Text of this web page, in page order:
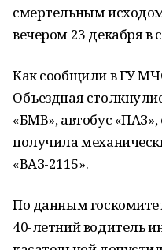
смертельным
вечером 23 декабря в
Как сообщили в ГУ
Объездная
«БМВ», автобус
получила
«ВАЗ-2115».
По данным
40-летний водитель